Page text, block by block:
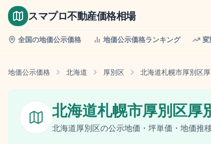
スマプロ不動産価格相場
全国の地価公示価格 地価公示価格ランキング 変
地価公示価格 北海道 厚別区 北海道札幌市厚別区
北海道札幌市厚別区厚
北海道厚別区の公示地価 ・坪単価・地価推